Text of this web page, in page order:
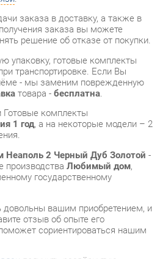
упаковку, готовые комплекты
транспортировке. Если Вы
- мы заменим поврежденную
товара -бесплатна.
комплекты
1 год, а на некоторые модели – 2
2 Черный Дуб Золотой
государственному
отзыв об опыте его
сориентироваться нашим
продукции вы можете по
и через мессенджеры
сравнить между собой в